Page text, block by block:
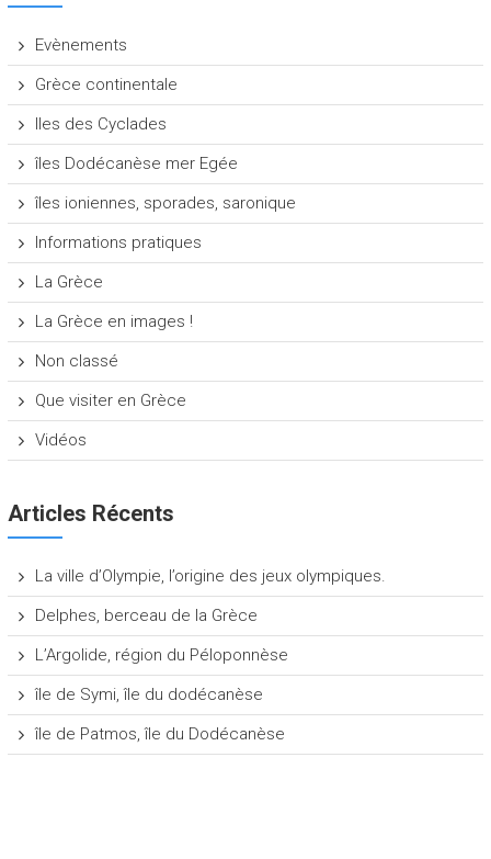
Evènements
Grèce continentale
Iles des Cyclades
îles Dodécanèse mer Egée
îles ioniennes, sporades, saronique
Informations pratiques
La Grèce
La Grèce en images !
Non classé
Que visiter en Grèce
Vidéos
Articles Récents
La ville d’Olympie, l’origine des jeux olympiques.
Delphes, berceau de la Grèce
L’Argolide, région du Péloponnèse
île de Symi, île du dodécanèse
île de Patmos, île du Dodécanèse